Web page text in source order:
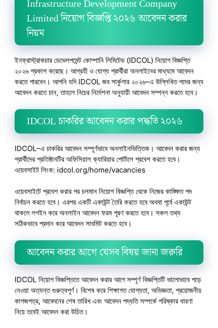
Infrastructure Development Company
Limited নিয়োগ বিজ্ঞপ্তি ২০২৬ আবেদন করার
নিয়ম
ইনফ্রাস্ট্রাকচার ডেভেলপমেন্ট কোম্পানি লিমিটেড (IDCOL) নিয়োগ বিজ্ঞপ্তি
২০২৬ প্রকাশ করেছে। আগ্রহী ও যোগ্য প্রার্থীরা অনলাইনের মাধ্যমে আবেদন
করতে পারবেন। আপনি যদি IDCOL জব সার্কুলার ২০২৬–এ উল্লিখিত পদের জন্য
আবেদন করতে চান, তাহলে নিচের নির্দেশনা অনুযায়ী আবেদন সম্পন্ন করতে হবে।
IDCOL চাকরির আবেদন করার পদ্ধতি ২০২৬
IDCOL–এ চাকরির আবেদন সম্পূর্ণভাবে অনলাইনভিত্তিক। আবেদন করার জন্য
প্রার্থীদের প্রতিষ্ঠানটির অফিসিয়াল ক্যারিয়ার পোর্টালে প্রবেশ করতে হবে।
ওয়েবসাইট লিংক: idcol.org/home/vacancies
ওয়েবসাইটে প্রবেশ করার পর চলমান নিয়োগ বিজ্ঞপ্তি থেকে নিজের কাঙ্ক্ষিত পদ
নির্বাচন করতে হবে। এরপর একটি একাউন্ট তৈরি করতে হবে অথবা পূর্বে একাউন্ট
থাকলে লগইন করে অনলাইন আবেদন ফরম পূরণ করতে হবে। সকল তথ্য
সঠিকভাবে প্রদান করে আবেদন সাবমিট করতে হবে।
আবেদন করার আগে যেসব বিষয় জানা জরুরি
IDCOL নিয়োগ বিজ্ঞপ্তিতে আবেদন করার আগে সম্পূর্ণ বিজ্ঞপ্তিটি ভালোভাবে পড়ে
নেওয়া অত্যন্ত গুরুত্বপূর্ণ। বিশেষ করে শিক্ষাগত যোগ্যতা, অভিজ্ঞতা, প্রয়োজনীয়
কাগজপত্র, আবেদনের শেষ তারিখ এবং আবেদন পদ্ধতি সম্পর্কে পরিষ্কার ধারণা
নিয়ে তবেই আবেদন করা উচিত।